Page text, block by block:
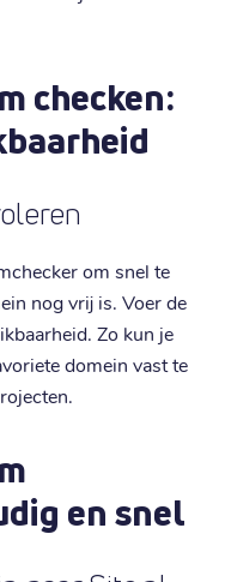
checken:
om snel te
nog vrij is. Voer de
Zo kun je
domein vast te
en snel